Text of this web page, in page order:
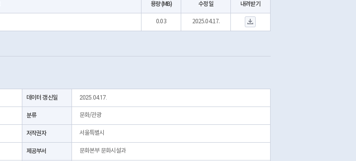
용량 (MB) 수정일 내려받기
0.03 2025.04.17.
서울시 동남권 공공도서관 이용제한 도서 현황.xlsx 다운로드
데이터 갱신일 2025.04.17.
분류 문화/관광
저작권자 서울특별시
제공부서 문화본부 문화시설과